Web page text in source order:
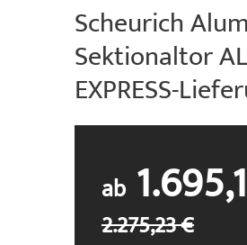
Scheurich
Sektionaltor
EXPRESS-
ab
2.275,23 €